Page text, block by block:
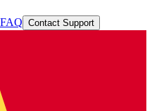
FAQ Contact Support